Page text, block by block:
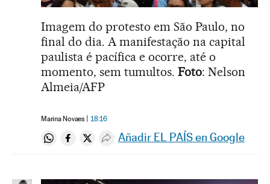
Imagem do protesto em São Paulo, no
final do dia. A manifestação na capital
paulista é pacífica e ocorre, até o
momento, sem tumultos. Foto: Nelson
Almeia/AFP
Marina Novaes 18:16
Compartir en Whatsapp
Compartir en Facebook
Compartir en Twitter
Desplegar Redes Sociales
Añadir EL PAÍS en Google